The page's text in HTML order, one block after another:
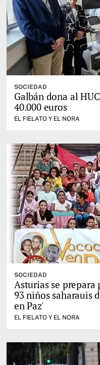
SOCIEDAD
Galbán dona al
40.000 euros
EL FIELATO Y EL NORA
SOCIEDAD
Asturias se prepara
93 niños saharauis
en Paz'
EL FIELATO Y EL NORA